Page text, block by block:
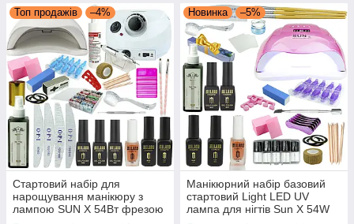
Топ продажів –4%
Стартовий набір для
нарощування манікюру з
лампою SUN X 54Вт фрезою
Новинка –5%
Манікюрний набір базовий
стартовий Light LED UV
лампа для нігтів Sun X 54W